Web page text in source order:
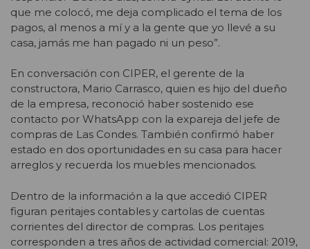
que me colocó, me deja complicado el tema de los
pagos, al menos a mí y a la gente que yo llevé a su
casa, jamás me han pagado ni un peso”.
En conversación con CIPER, el gerente de la
constructora, Mario Carrasco, quien es hijo del dueño
de la empresa, reconoció haber sostenido ese
contacto por WhatsApp con la expareja del jefe de
compras de Las Condes. También confirmó haber
estado en dos oportunidades en su casa para hacer
arreglos y recuerda los muebles mencionados.
Dentro de la información a la que accedió CIPER
figuran peritajes contables y cartolas de cuentas
corrientes del director de compras. Los peritajes
corresponden a tres años de actividad comercial: 2019,